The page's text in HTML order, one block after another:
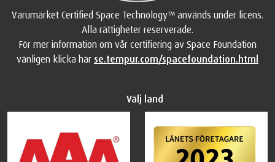
Varumärket Certified Space Technology™ används under licens.
Alla rättigheter reserverade.
För mer information om vår certifiering av Space Foundation
vänligen klicka här se.tempur.com/spacefoundation.html
Välj land